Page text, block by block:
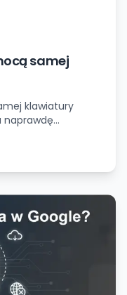
samej
klawiatury
naprawdę
myszy to
po ekranie